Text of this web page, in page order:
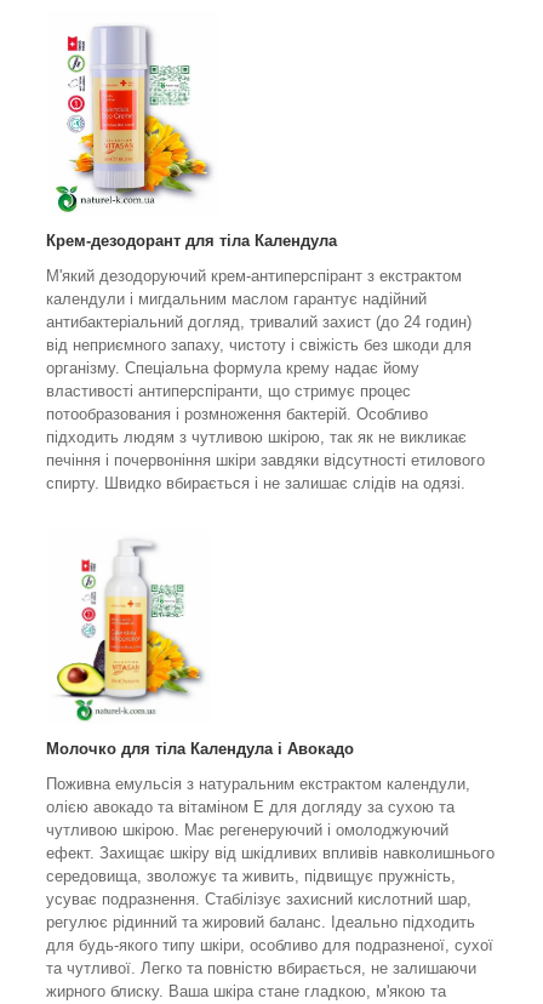
Крем-дезодорант для тіла Календула
М'який дезодоруючий крем-антиперспірант з екстрактом
календули і мигдальним маслом гарантує надійний
антибактеріальний догляд, тривалий захист (до 24 годин)
від неприємного запаху, чистоту і свіжість без шкоди для
організму. Спеціальна формула крему надає йому
властивості антиперспіранти, що стримує процес
потообразования і розмноження бактерій. Особливо
підходить людям з чутливою шкірою, так як не викликає
печіння і почервоніння шкіри завдяки відсутності етилового
спирту. Швидко вбирається і не залишає слідів на одязі.
Молочко для тіла Календула і Авокадо
Поживна емульсія з натуральним екстрактом календули,
олією авокадо та вітаміном Е для догляду за сухою та
чутливою шкірою. Має регенеруючий і омолоджуючий
ефект. Захищає шкіру від шкідливих впливів навколишнього
середовища, зволожує та живить, підвищує пружність,
усуває подразнення. Стабілізує захисний кислотний шар,
регулює рідинний та жировий баланс. Ідеально підходить
для будь-якого типу шкіри, особливо для подразненої, сухої
та чутливої. Легко та повністю вбирається, не залишаючи
жирного блиску. Ваша шкіра стане гладкою, м'якою та